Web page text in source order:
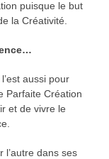
puisque le but
la Créativité.
aussi pour
Parfaite Création
et de vivre le
l’autre dans ses